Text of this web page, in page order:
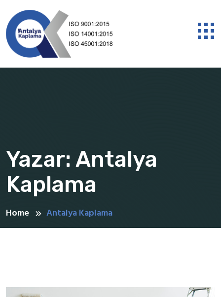
Yazar: Antalya
Kaplama
Home Antalya Kaplama